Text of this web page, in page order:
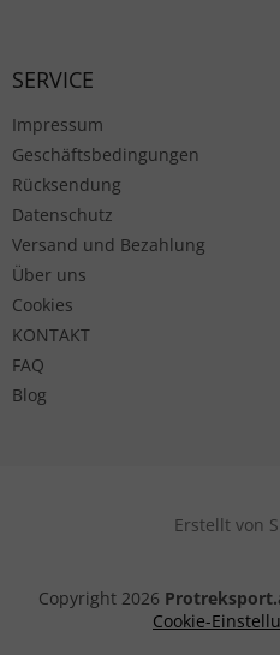
SERVICE
Impressum
Geschäftsbedingungen
Rücksendung
Datenschutz
Versand und Bezahlung
Über uns
Cookies
KONTAKT
FAQ
Blog
Erstellt von
Copyright 2026
Cookie-